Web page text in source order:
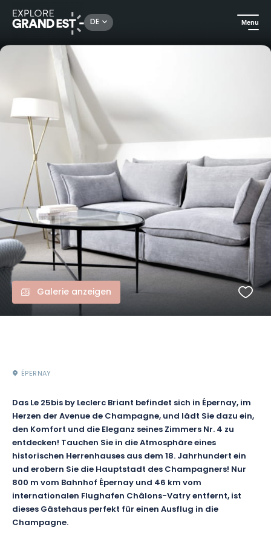
DE Menu
Sehenswertes in der Region Grand Est Le 25bis by Leclerc Briant - Zimmer Nr. 4 mit Blick auf die Avenue de Champagne
Galerie anzeigen
ÉPERNAY
Das Le 25bis by Leclerc Briant befindet sich in Épernay, im
Herzen der Avenue de Champagne, und lädt Sie dazu ein,
den Komfort und die Eleganz seines Zimmers Nr. 4 zu
entdecken! Tauchen Sie in die Atmosphäre eines
historischen Herrenhauses aus dem 18. Jahrhundert ein
und erobern Sie die Hauptstadt des Champagners! Nur
800 m vom Bahnhof Épernay und 46 km vom
internationalen Flughafen Châlons-Vatry entfernt, ist
dieses Gästehaus perfekt für einen Ausflug in die
Champagne.